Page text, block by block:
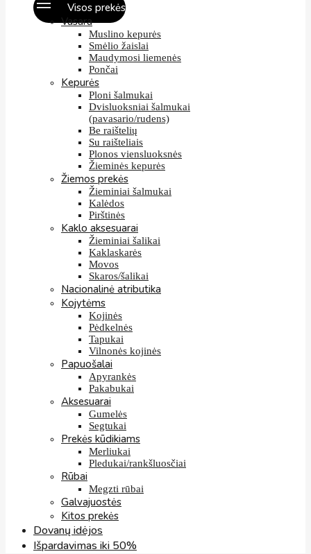
Visos prekės
Vasara
Muslino kepurės
Smėlio žaislai
Maudymosi liemenės
Pončai
Kepurės
Ploni šalmukai
Dvisluoksniai šalmukai
(pavasario/rudens)
Be raištelių
Su raišteliais
Plonos viensluoksnės
Žieminės kepurės
Žiemos prekės
Žieminiai šalmukai
Kalėdos
Pirštinės
Kaklo aksesuarai
Žieminiai šalikai
Kaklaskarės
Movos
Skaros/šalikai
Nacionalinė atributika
Kojytėms
Kojinės
Pėdkelnės
Tapukai
Vilnonės kojinės
Papuošalai
Apyrankės
Pakabukai
Aksesuarai
Gumelės
Segtukai
Prekės kūdikiams
Merliukai
Pledukai/rankšluosčiai
Rūbai
Megzti rūbai
Galvajuostės
Kitos prekės
Dovanų idėjos
Išpardavimas iki 50%